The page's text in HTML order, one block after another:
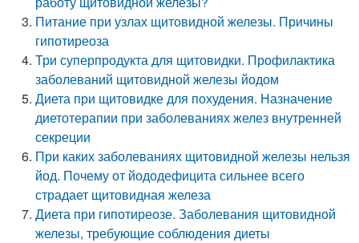
Питание при узлах щитовидной железы. Причины
гипотиреоза
Три суперпродукта для щитовидки. Профилактика
заболеваний щитовидной железы йодом
Диета при щитовидке для похудения. Назначение
диетотерапии при заболеваниях желез внутренней
секреции
При каких заболеваниях щитовидной железы нельзя
йод. Почему от йододефицита сильнее всего
страдает щитовидная железа
Диета при гипотиреозе. Заболевания щитовидной
железы, требующие соблюдения диеты